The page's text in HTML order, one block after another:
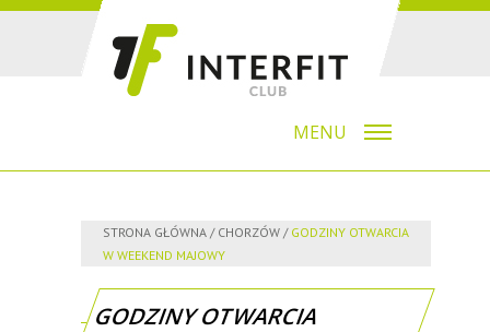
MENU
STRONA GŁÓWNA / CHORZÓW / GODZINY OTWARCIA
W WEEKEND MAJOWY
GODZINY OTWARCIA